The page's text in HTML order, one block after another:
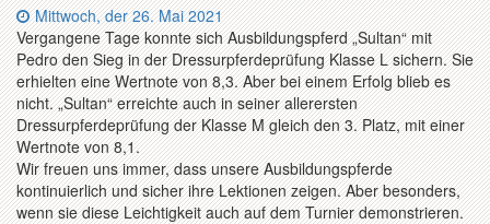
Datum:
Mittwoch, der 26. Mai 2021
Vergangene Tage konnte sich Ausbildungspferd „Sultan“ mit
Pedro den Sieg in der Dressurpferdeprüfung Klasse L sichern. Sie
erhielten eine Wertnote von 8,3. Aber bei einem Erfolg blieb es
nicht. „Sultan“ erreichte auch in seiner allerersten
Dressurpferdeprüfung der Klasse M gleich den 3. Platz, mit einer
Wertnote von 8,1.
Wir freuen uns immer, dass unsere Ausbildungspferde
kontinuierlich und sicher ihre Lektionen zeigen. Aber besonders,
wenn sie diese Leichtigkeit auch auf dem Turnier demonstrieren.